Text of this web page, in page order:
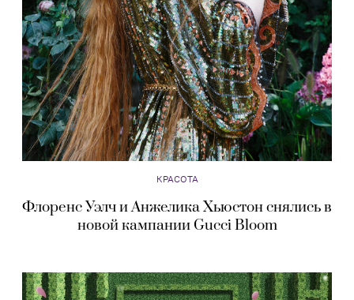
КРАСОТА
Флоренс Уэлч и Анжелика Хьюстон снялись в
новой кампании Gucci Bloom